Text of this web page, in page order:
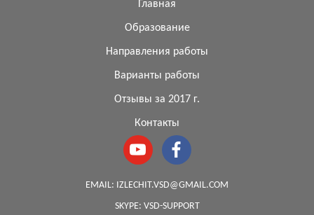
Главная
Образование
Направления работы
Варианты работы
Отзывы за 2017 г.
Контакты
EMAIL: IZLECHIT.VSD@GMAIL.COM
SKYPE: VSD-SUPPORT